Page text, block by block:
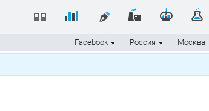
Москва
Россия
Facebook